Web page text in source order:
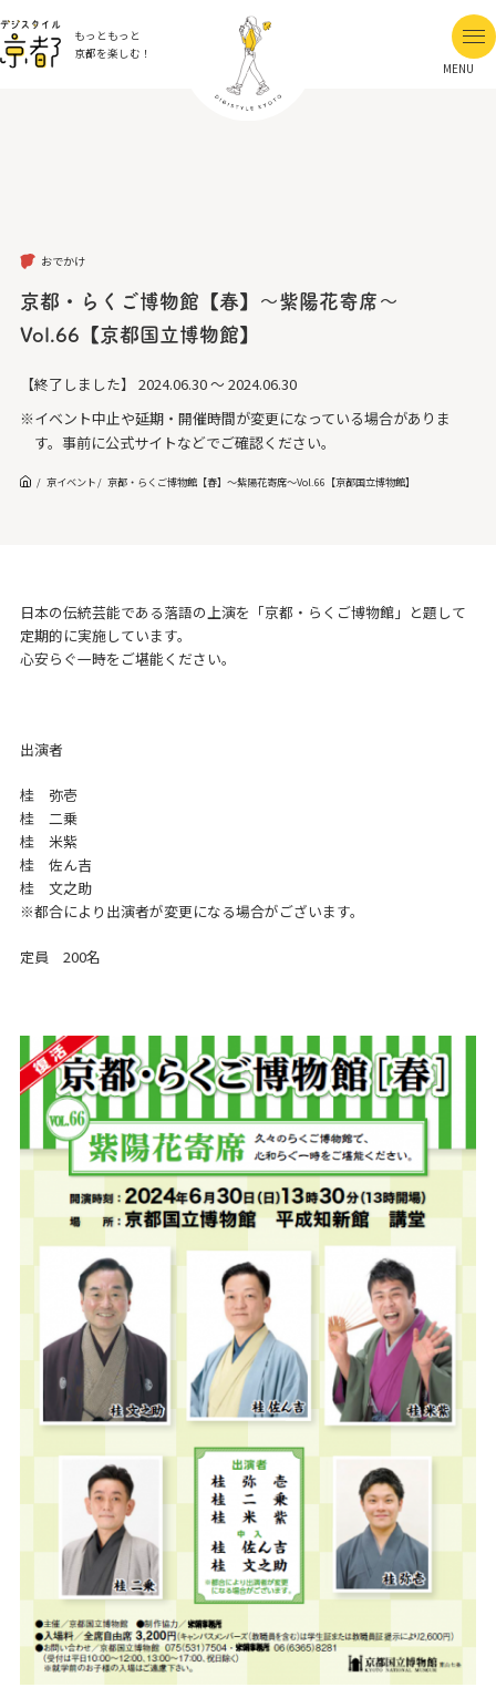
もっともっと
京都を楽しむ！
MENU
おでかけ
京都・らくご博物館【春】～紫陽花寄席～
Vol.66【京都国立博物館】
【終了しました】 2024.06.30 ～ 2024.06.30
※イベント中止や延期・開催時間が変更になっている場合がありま
す。事前に公式サイトなどでご確認ください。
京イベント 京都・らくご博物館【春】～紫陽花寄席～Vol.66【京都国立博物館】
日本の伝統芸能である落語の上演を「京都・らくご博物館」と題して
定期的に実施しています。
心安らぐ一時をご堪能ください。
出演者
桂 弥壱
桂 二乗
桂 米紫
桂 佐ん吉
桂 文之助
※都合により出演者が変更になる場合がございます。
定員 200名